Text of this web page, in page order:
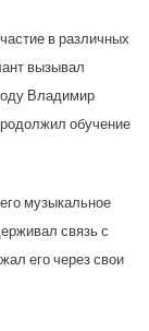
в различных
вызывал
Владимир
обучение
музыкальное
связь с
его через свои